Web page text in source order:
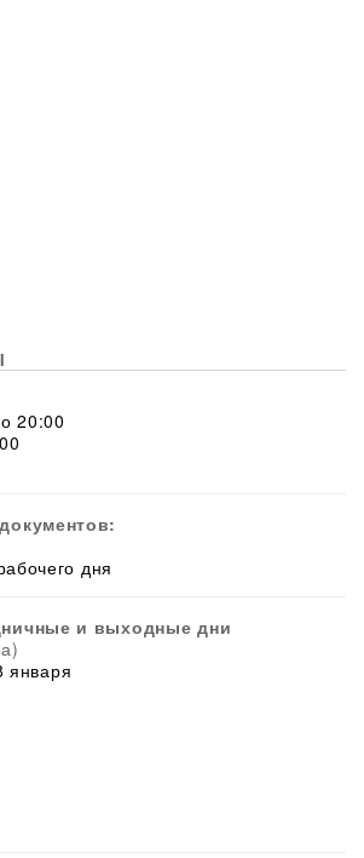
20:00
дня
и выходные дни
января